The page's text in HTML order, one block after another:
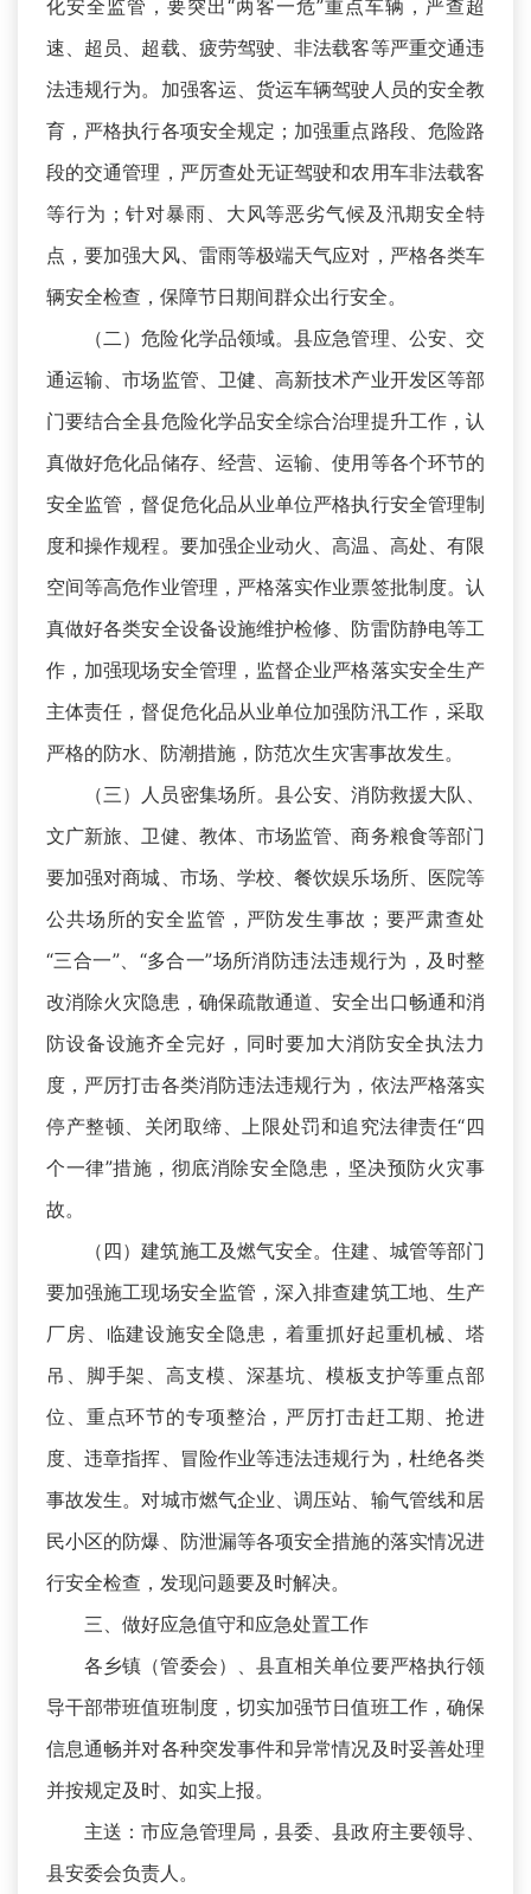
化安全监管，要突出“两客一危”重点车辆，严查超
速、超员、超载、疲劳驾驶、非法载客等严重交通违
法违规行为。加强客运、货运车辆驾驶人员的安全教
育，严格执行各项安全规定；加强重点路段、危险路
段的交通管理，严厉查处无证驾驶和农用车非法载客
等行为；针对暴雨、大风等恶劣气候及汛期安全特
点，要加强大风、雷雨等极端天气应对，严格各类车
辆安全检查，保障节日期间群众出行安全。
（二）危险化学品领域。县应急管理、公安、交
通运输、市场监管、卫健、高新技术产业开发区等部
门要结合全县危险化学品安全综合治理提升工作，认
真做好危化品储存、经营、运输、使用等各个环节的
安全监管，督促危化品从业单位严格执行安全管理制
度和操作规程。要加强企业动火、高温、高处、有限
空间等高危作业管理，严格落实作业票签批制度。认
真做好各类安全设备设施维护检修、防雷防静电等工
作，加强现场安全管理，监督企业严格落实安全生产
主体责任，督促危化品从业单位加强防汛工作，采取
严格的防水、防潮措施，防范次生灾害事故发生。
（三）人员密集场所。县公安、消防救援大队、
文广新旅、卫健、教体、市场监管、商务粮食等部门
要加强对商城、市场、学校、餐饮娱乐场所、医院等
公共场所的安全监管，严防发生事故；要严肃查处
“三合一”、“多合一”场所消防违法违规行为，及时整
改消除火灾隐患，确保疏散通道、安全出口畅通和消
防设备设施齐全完好，同时要加大消防安全执法力
度，严厉打击各类消防违法违规行为，依法严格落实
停产整顿、关闭取缔、上限处罚和追究法律责任“四
个一律”措施，彻底消除安全隐患，坚决预防火灾事
故。
（四）建筑施工及燃气安全。住建、城管等部门
要加强施工现场安全监管，深入排查建筑工地、生产
厂房、临建设施安全隐患，着重抓好起重机械、塔
吊、脚手架、高支模、深基坑、模板支护等重点部
位、重点环节的专项整治，严厉打击赶工期、抢进
度、违章指挥、冒险作业等违法违规行为，杜绝各类
事故发生。对城市燃气企业、调压站、输气管线和居
民小区的防爆、防泄漏等各项安全措施的落实情况进
行安全检查，发现问题要及时解决。
三、做好应急值守和应急处置工作
各乡镇（管委会）、县直相关单位要严格执行领
导干部带班值班制度，切实加强节日值班工作，确保
信息通畅并对各种突发事件和异常情况及时妥善处理
并按规定及时、如实上报。
主送：市应急管理局，县委、县政府主要领导、
县安委会负责人。